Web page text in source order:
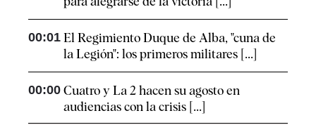
00:01 El Regimiento Duque de Alba, "cuna de
la Legión": los primeros militares [...]
00:00 Cuatro y La 2 hacen su agosto en
audiencias con la crisis [...]